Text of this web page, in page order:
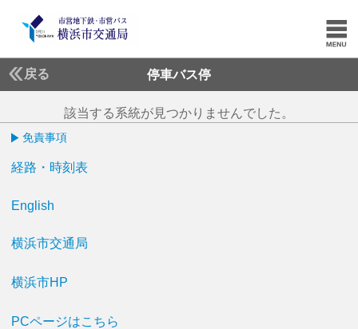
戻る 停車バス停
該当する系統が見つかりませんでした。
免責事項
経路・時刻表
English
横浜市交通局
横浜市HP
PCページはこちら